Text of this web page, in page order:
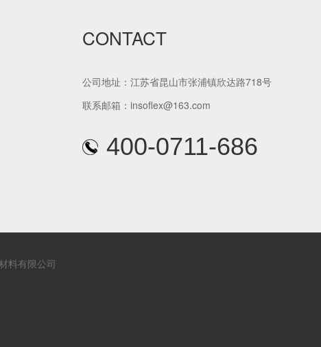
CONTACT
公司地址：江苏省昆山市张浦镇欣达路718号
联系邮箱：insoflex@163.com
400-0711-686
料有限公司